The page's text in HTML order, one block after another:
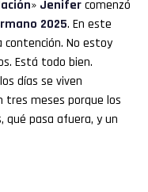
» Jenifercomenzó
2025. En este
contención. No estoy
Está todo bien.
días se viven
meses porque los
qué pasa afuera, y un